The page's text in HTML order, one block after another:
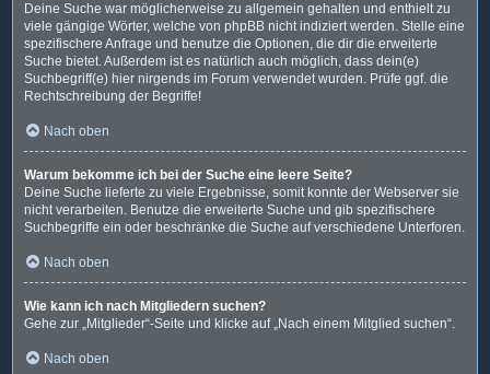
Deine Suche war möglicherweise zu allgemein gehalten und enthielt zu
viele gängige Wörter, welche von phpBB nicht indiziert werden. Stelle eine
spezifischere Anfrage und benutze die Optionen, die dir die erweiterte
Suche bietet. Außerdem ist es natürlich auch möglich, dass dein(e)
Suchbegriff(e) hier nirgends im Forum verwendet wurden. Prüfe ggf. die
Rechtschreibung der Begriffe!
Nach oben
Warum bekomme ich bei der Suche eine leere Seite?
Deine Suche lieferte zu viele Ergebnisse, somit konnte der Webserver sie
nicht verarbeiten. Benutze die erweiterte Suche und gib spezifischere
Suchbegriffe ein oder beschränke die Suche auf verschiedene Unterforen.
Nach oben
Wie kann ich nach Mitgliedern suchen?
Gehe zur „Mitglieder“-Seite und klicke auf „Nach einem Mitglied suchen“.
Nach oben